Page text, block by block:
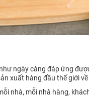
ngày càng đáp ứng
xuất hàng đầu thế giới
nhà, mỗi nhà hàng,